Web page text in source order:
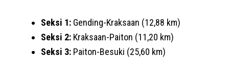
Seksi 1: Gending-Kraksaan (12,88 km)
Seksi 2: Kraksaan-Paiton (11,20 km)
Seksi 3: Paiton-Besuki (25,60 km)